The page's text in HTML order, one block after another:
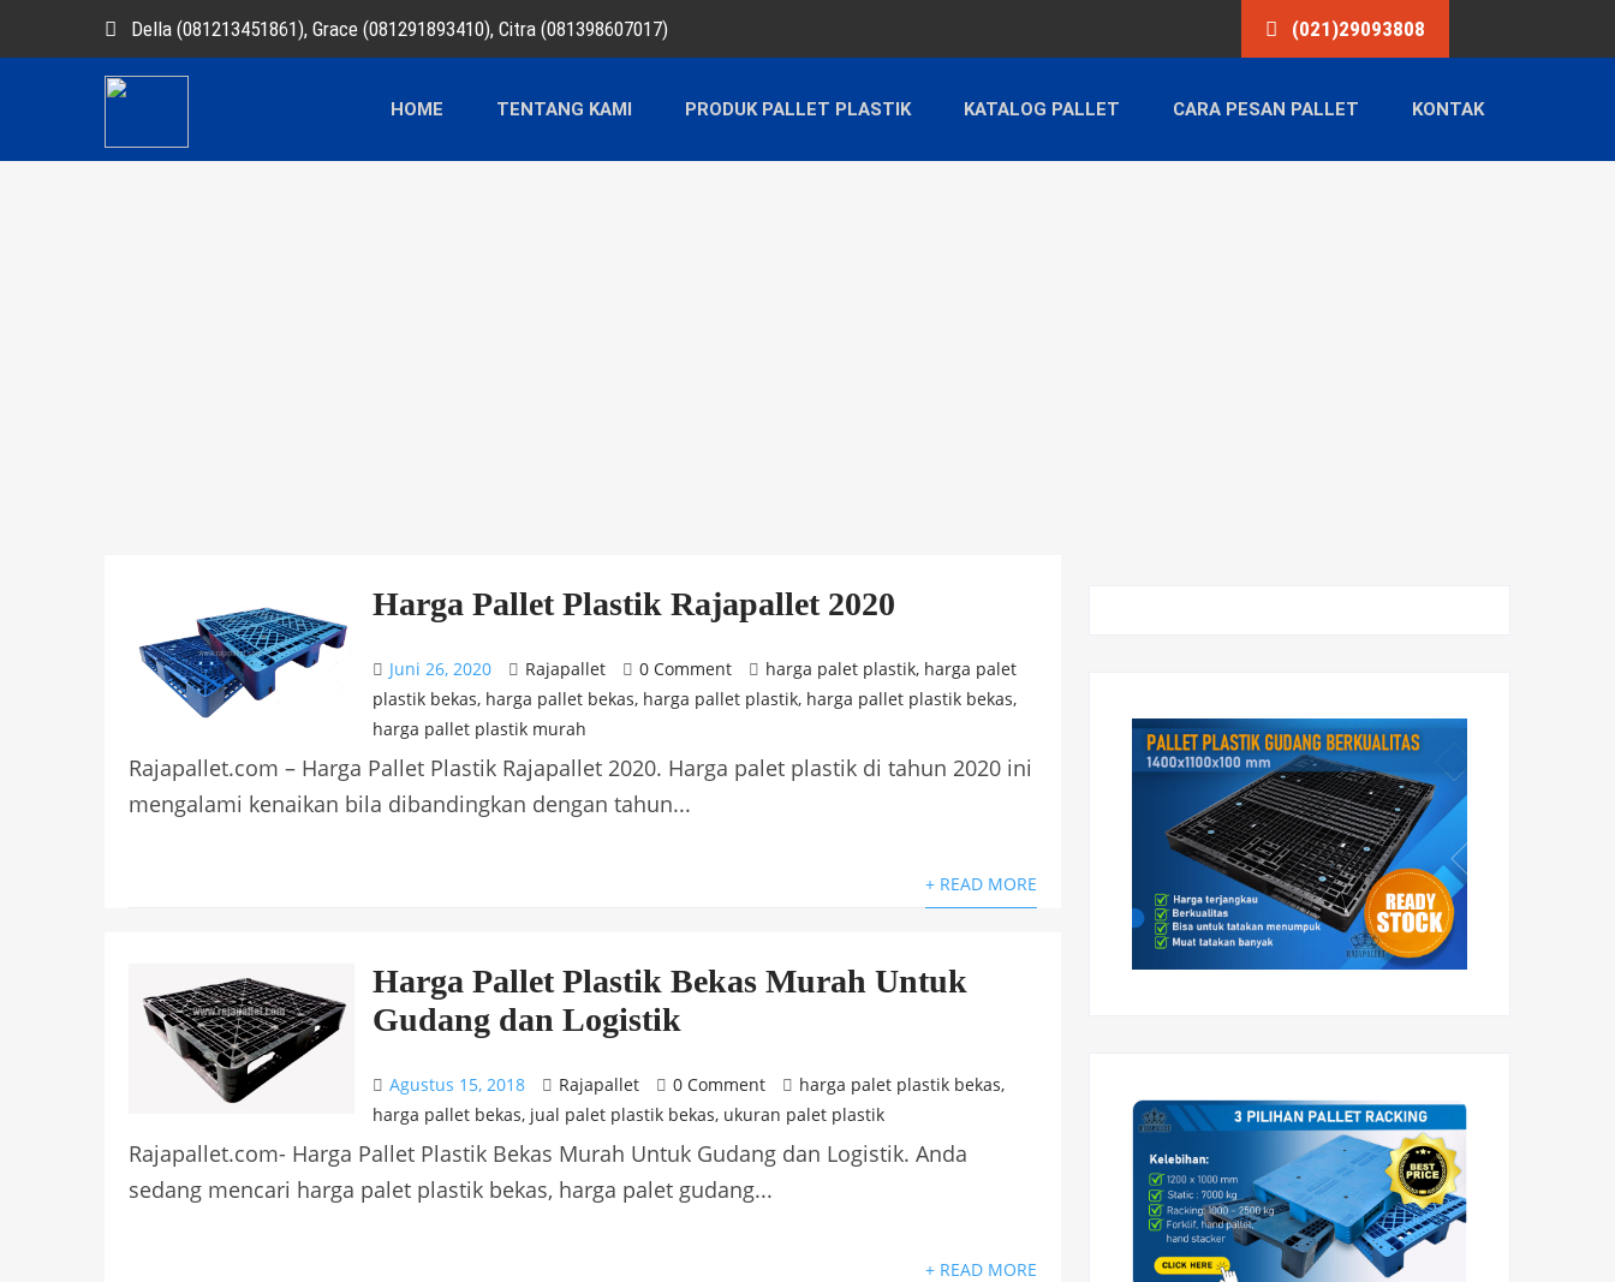
Della (081213451861), Grace (081291893410), Citra (081398607017) (021)29093808
HOME TENTANG KAMI PRODUK PALLET PLASTIK KATALOG PALLET CARA PESAN PALLET KONTAK
Harga Pallet Plastik Rajapallet 2020
Juni 26, 2020 Rajapallet 0 Comment harga palet plastik, harga palet
plastik bekas, harga pallet bekas, harga pallet plastik, harga pallet plastik bekas,
harga pallet plastik murah
Rajapallet.com – Harga Pallet Plastik Rajapallet 2020. Harga palet plastik di tahun 2020 ini
mengalami kenaikan bila dibandingkan dengan tahun...
+ READ MORE
Harga Pallet Plastik Bekas Murah Untuk
Gudang dan Logistik
Agustus 15, 2018 Rajapallet 0 Comment harga palet plastik bekas,
harga pallet bekas, jual palet plastik bekas, ukuran palet plastik
Rajapallet.com- Harga Pallet Plastik Bekas Murah Untuk Gudang dan Logistik. Anda
sedang mencari harga palet plastik bekas, harga palet gudang...
+ READ MORE